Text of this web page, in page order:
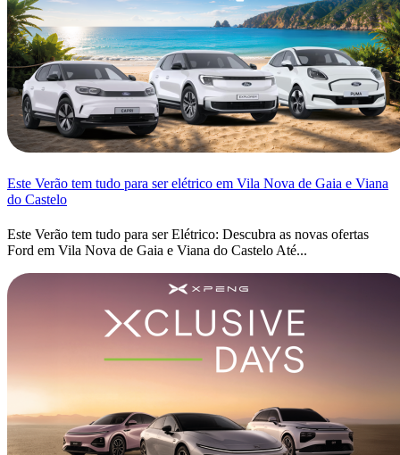
Este Verão tem tudo para ser elétrico em Vila Nova de Gaia e Viana
do Castelo
Este Verão tem tudo para ser Elétrico: Descubra as novas ofertas
Ford em Vila Nova de Gaia e Viana do Castelo Até...